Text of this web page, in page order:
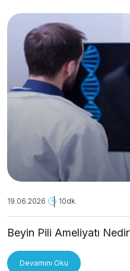
19.06.2026 10dk.
Beyin Pili Ameliyatı
Devamını Oku